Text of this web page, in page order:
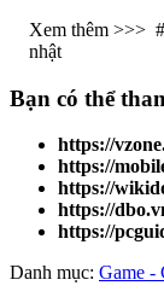
Xem thêm >>>
nhật
Bạn có thể
https://
https://
https://
https://
https://
Danh mục: Game -